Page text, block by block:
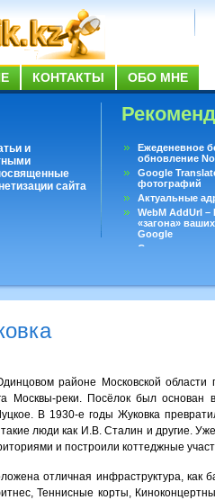
КОНТАКТЫ ОБО МНЕ
и
сайта
Ежеденевное
обновление
Google
фотографий
Актуальные
WebM AddUrl
«загона»
Google
Существует
районе Московской области
Москвы-реки. Посёлок был основан
В 1930-е годы Жуковка
люди как И.В. Сталин и другие.
и построили коттеджные
отличная инфраструктура, как
Теннисные корты,